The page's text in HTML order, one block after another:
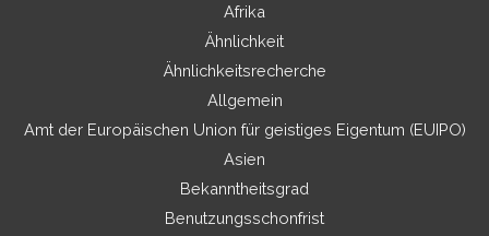
Afrika
Ähnlichkeit
Ähnlichkeitsrecherche
Allgemein
Amt der Europäischen Union für geistiges Eigentum (EUIPO)
Asien
Bekanntheitsgrad
Benutzungsschonfrist